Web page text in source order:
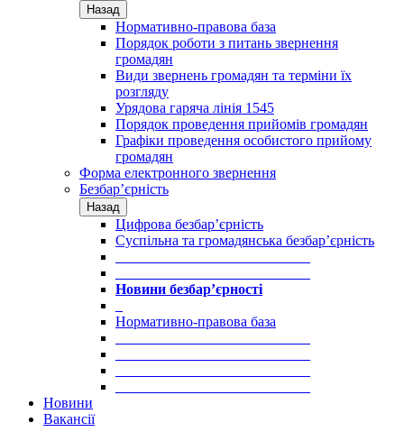
Назад
Нормативно-правова база
Порядок роботи з питань звернення
громадян
Види звернень громадян та терміни їх
розгляду
Урядова гаряча лінія 1545
Порядок проведення прийомів громадян
Графіки проведення особистого прийому
громадян
Форма електронного звернення
Безбар’єрність
Назад
Цифрова безбар’єрність
Суспільна та громадянська безбар’єрність
Новини безбар’єрності
Нормативно-правова база
Новини
Вакансії